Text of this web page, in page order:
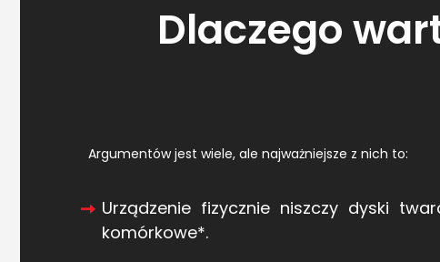
Dlaczego
Argumentów jest wiele, ale najważniejsze z nich to:
Urządzenie fizycznie niszczy dyski
komórkowe*.